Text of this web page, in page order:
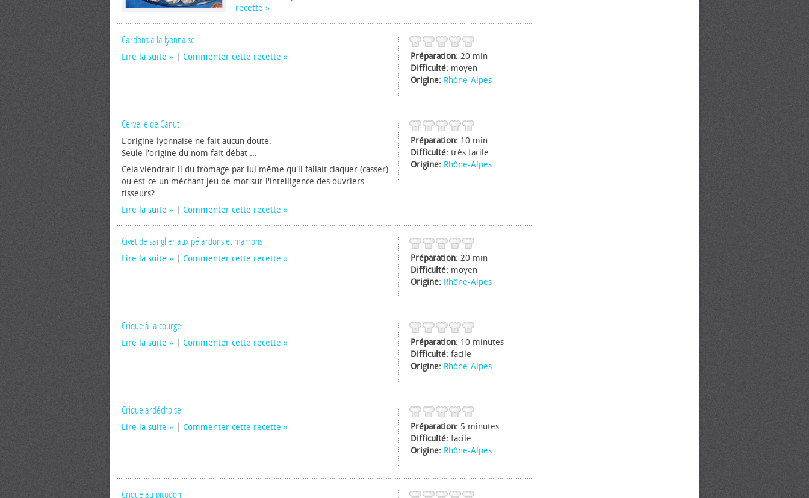
recette
Préparation: 20 min
Difficulté: moyen
Origine: Rhône-Alpes
Cardons à la lyonnaise
Lire la suite Commenter cette recette
Préparation: 10 min
Difficulté: très facile
Origine: Rhône-Alpes
Cervelle de Canut
L'origine lyonnaise ne fait aucun doute.
Seule l'origine du nom fait débat ...
Cela viendrait-il du fromage par lui même qu'il fallait claquer (casser)
ou est-ce un méchant jeu de mot sur l'intelligence des ouvriers
tisseurs?
Lire la suite
Commenter cette recette
Préparation: 20 min
Difficulté: moyen
Origine: Rhône-Alpes
Civet de sanglier aux pélardons et marrons
Lire la suite Commenter cette recette
Préparation: 10 minutes
Difficulté: facile
Origine: Rhône-Alpes
Crique à la courge
Lire la suite Commenter cette recette
Préparation: 5 minutes
Difficulté: facile
Origine: Rhône-Alpes
Crique ardéchoise
Lire la suite Commenter cette recette
Crique au picodon